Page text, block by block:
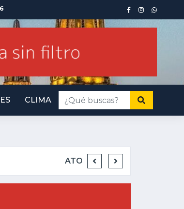
CLIMA
INMINENTE